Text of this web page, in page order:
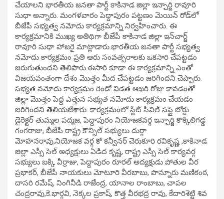
చేయాల‌ని భారతీయ జనతా పార్టీ కాకినాడ జిల్లా ఇన్చార్జి రావూరి
సుధా అన్నారు. మంగ‌ళ‌వారం పెద్దాపురం పట్టణం మెయిన్ రోడ్‌లో
బీజేపీ సభ్యత్వ నమోదు కార్యక్రమాన్ని నిర్వ‌హించారు. ఈ
కార్యక్రమానికి ముఖ్య అతిథిగా బీజేపీ కాకినాడ జిల్లా ఇన్‌చార్జ్‌
రావూరి సుధా హాజ‌రై మాట్లాడారు.భారతీయ జనతా పార్టీ సభ్యత్వ
నమోదు కార్యక్రమం ప్రతి ఆరు సంవత్సరాలకు ఒకసారి చేపట్టడం
జరుగుతుందని తెలిపారు.ఈసారి కూడా ఈ కార్యక్రమాన్ని ఎంతో
విజయవంతంగా దేశం మొత్తం మీద చేపట్టడం జరిగిందని చెప్పారు.
సభ్యత నమోదు కార్యక్రమం రెండో విడత ఆఖరి రోజు కావడంతో
జిల్లా మొత్తం పెద్ద ఎత్తున సభ్యత నమోదు కార్యక్రమం చేయడం
జరిగిందని తెలియజేశారు. కార్య‌క్ర‌మంలో స్టేట్ సివిల్ సప్లై బోర్డు
డైరెక్టర్ తుమ్మల పద్మజ, పెద్దాపురం నియోజకవర్గ ఇన్చార్జి కొక్కిలిగడ్డ
గంగరాజు, బీజేపీ రాష్ట్ర కౌన్సిల్ సభ్యులు దుర్గా
మోహనరావు,నియోజక వర్గ కో కన్వీనర్ చెరుకూరి రవికృష్ణ ,కాకినాడ
జిల్లా ఎస్సీ సెల్ అధ్యక్షులు ఏడిద కృష్ణ, రాష్ట్ర ఎస్సీ సెల్ కార్యవర్గ
సభ్యులు బక్కి వీర్రాజు, పెద్దాపురం రూరల్ అద్యక్షుడు పోతుల వీర
ప్రభాకర్, బీజేపీ నాయకులు మోటూరి వీరబాబు, పొన్నూరు మణికంఠ,
దాసరి రమేష్, నింగినీడి రాజేంద్ర, యానాల రాంబాబు, చాపల
చంద్రరావు,కె.భార్గవి, నెక్కల ప్రకాష్, కొత్త వీరభద్ర రావు, కేదారిశెట్టి శివ